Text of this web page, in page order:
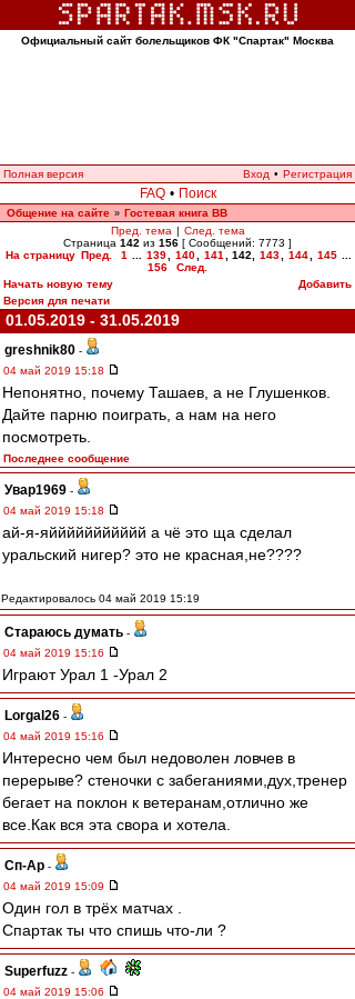
Официальный сайт болельщиков ФК "Спартак" Москва
Полная версия Вход • Регистрация
FAQ • Поиск
Общение на сайте » Гостевая книга ВВ
Пред. тема | След. тема
Страница 142 из 156 [ Сообщений: 7773 ]
На страницу Пред. 1 139 140 141 142 143 144 145
156
След.
Начать новую тему
Добавить
Версия для печати
01.05.2019 - 31.05.2019
greshnik80 -
04 май 2019 15:18
Непонятно, почему Ташаев, а не Глушенков.
Дайте парню поиграть, а нам на него
посмотреть.
Последнее сообщение
Увар1969 -
04 май 2019 15:18
ай-я-яййййййййййй а чё это ща сделал
уральский нигер? это не красная,не????
Редактировалось 04 май 2019 15:19
Стараюсь думать -
04 май 2019 15:16
Играют Урал 1 -Урал 2
Lorgal26 -
04 май 2019 15:16
Интересно чем был недоволен ловчев в
перерыве? стеночки с забеганиями,дух,тренер
бегает на поклон к ветеранам,отлично же
все.Как вся эта свора и хотела.
Сп-Ар -
04 май 2019 15:09
Один гол в трёх матчах .
Спартак ты что спишь что-ли ?
Superfuzz -
04 май 2019 15:06